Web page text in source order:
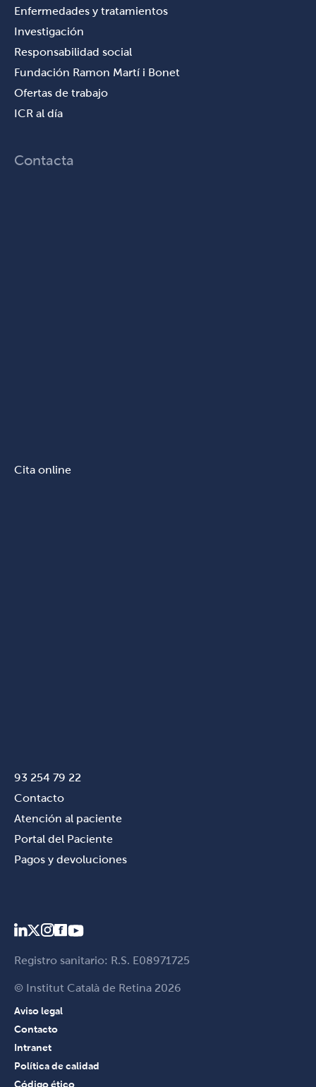
Enfermedades y tratamientos
Investigación
Responsabilidad social
Fundación Ramon Martí i Bonet
Ofertas de trabajo
ICR al día
Contacta
Cita online
93 254 79 22
Contacto
Atención al paciente
Portal del Paciente
Pagos y devoluciones
Registro sanitario: R.S. E08971725
© Institut Català de Retina 2026
Aviso legal
Contacto
Intranet
Política de calidad
Código ético